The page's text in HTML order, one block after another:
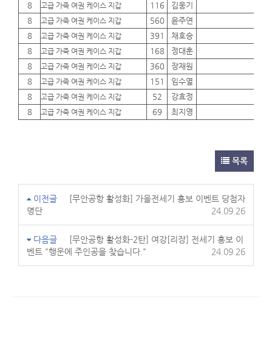
8
고급 가죽 여권 케이스 지갑 116 김웅기
8
고급 가죽 여권 케이스 지갑 560 윤주연
8
고급 가죽 여권 케이스 지갑 391 채호승
8
고급 가죽 여권 케이스 지갑 168 정대훈
8
고급 가죽 여권 케이스 지갑 360 장재원
8
고급 가죽 여권 케이스 지갑 151 임수열
8
고급 가죽 여권 케이스 지갑 52 강효정
8
고급 가죽 여권 케이스 지갑 69 최지영
목록
이전글
[무안공항 활성화] 가을전세기 홍보 이벤트 당첨자
명단
24.09.26
다음글
[무안공항 활성화-2탄] 여강[리장] 전세기 홍보 이
벤트 "행운에 주인공을 찾습니다."
24.09.26